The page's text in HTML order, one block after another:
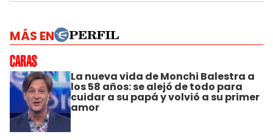
MÁS EN
La nueva vida de Monchi Balestra a
los 58 años: se alejó de todo para
cuidar a su papá y volvió a su primer
amor